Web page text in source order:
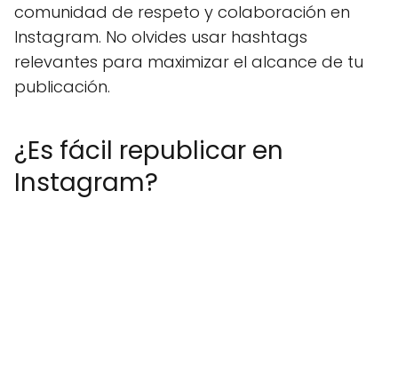
comunidad de respeto y colaboración en
Instagram. No olvides usar hashtags
relevantes para maximizar el alcance de tu
publicación.
¿Es fácil republicar en
Instagram?